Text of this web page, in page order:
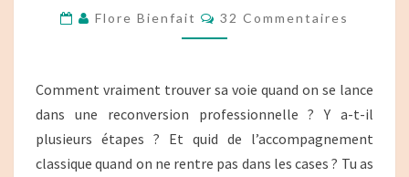
EN
SORTANT
SON
MENTAL ?
Flore Bienfait Commentaires
32 Commentaires
Comment vraiment trouver sa voie quand on se lance
dans une reconversion professionnelle ? Y a-t-il
plusieurs étapes ? Et quid de l’accompagnement
classique quand on ne rentre pas dans les cases ? Tu as